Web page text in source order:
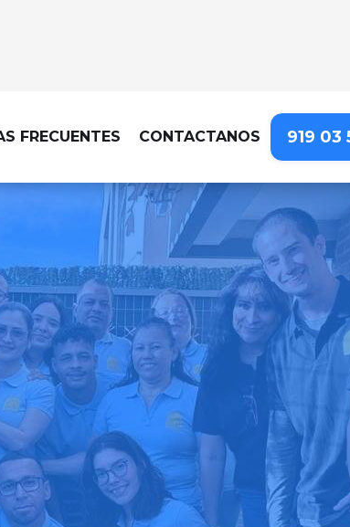
FRECUENTES CONTACTANOS 919 03
EN ROZAS DE PUERTO
con nosotros –
cuidan cada detalle
Llama hoy: 919 03
en nosotros ⭐⭐⭐⭐⭐